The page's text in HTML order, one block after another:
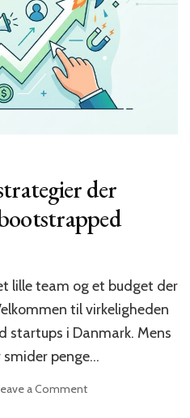
at
skalere
din
startup?
der
lille team og et budget der
til virkeligheden
startups i Danmark. Mens
penge…
a Commenton